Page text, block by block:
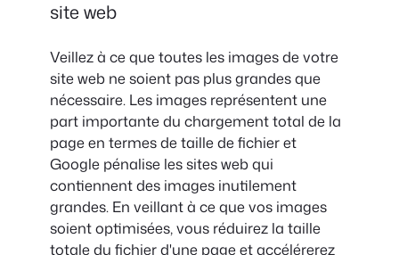
site web
Veillez à ce que toutes les images de votre
site web ne soient pas plus grandes que
nécessaire. Les images représentent une
part importante du chargement total de la
page en termes de taille de fichier et
Google pénalise les sites web qui
contiennent des images inutilement
grandes. En veillant à ce que vos images
soient optimisées, vous réduirez la taille
totale du fichier d'une page et accélérerez